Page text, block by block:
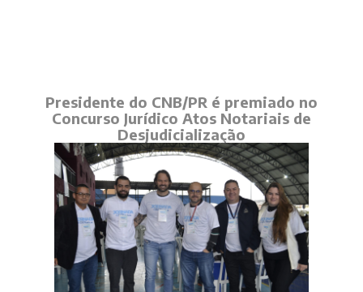
Presidente do CNB/PR é premiado no
Concurso Jurídico Atos Notariais de
Desjudicialização